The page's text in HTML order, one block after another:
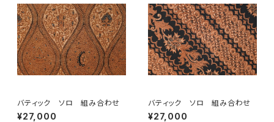
バティック ソロ 組み合わせ
¥27,000
バティック ソロ 組み合わせ
¥27,000